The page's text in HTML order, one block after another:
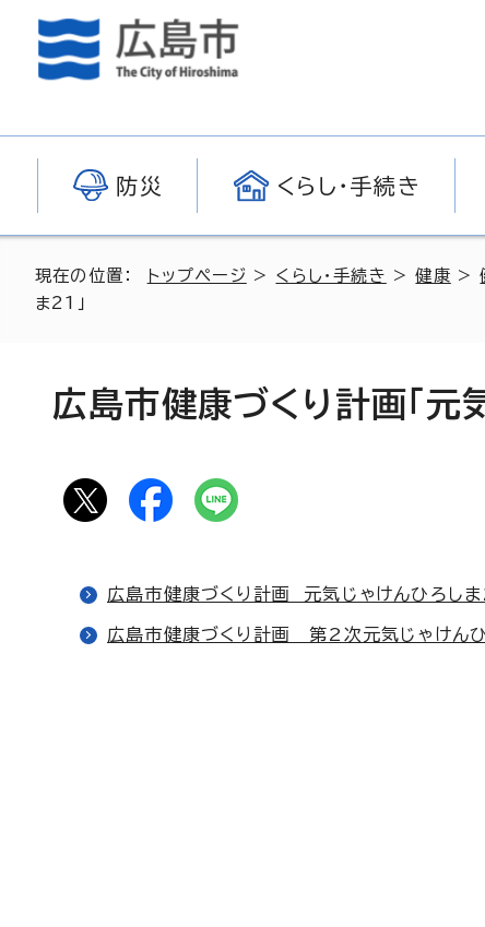
防災 くらし・手続き
現在の位置： トップページ > くらし・手続き >健康 >
ま21」
広島市健康づくり計画「元
広島市健康づくり計画 元気じゃけんひろしま
広島市健康づくり計画 第2次元気じゃけん